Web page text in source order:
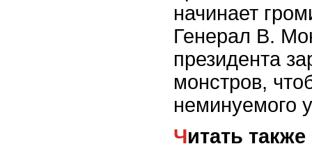
начинает
Генерал В.
президента
монстров,
неминуемого
Читать также